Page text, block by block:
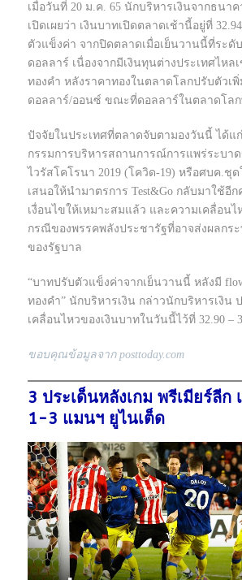
เมื่อวันที่ 20 ม.ค. 65 นักบริหารเงินจากธนา
เปิดเผยว่า เงินบาทเปิดตลาดเช้านี้อยู่ที่
ตัวแข็งค่า จากปิดตลาดเมื่อเย็นวานนี้ที่ระดั
ดอลลาร์ เนื่องจากมีเงินทุนต่างประเทศไหล
ทองคำ หลังราคาทองในตลาดโลกปรับตัวเ
ดอลลาร์/ออนซ์ ขณะที่ดอลลาร์ในตลาดโล
ปัจจัยในประเทศที่ตลาดจับตามองวันนี้ ได้แ
กรรมการบริหารสถานการณ์การแพร่ระบา
ไวรัสโคโรนา 2019 (โควิด-19) หรือศบค.ชุ
เสนอให้นำมาตรการ Test&Go กลับมาใช้อี
เงื่อนไขให้เหมาะสมแล้ว และความเคลื่อนไ
กรณีของพรรคพลังประชารัฐที่อาจส่งผลกร
ของรัฐบาล
“บาทปรับตัวแข็งค่าจากเย็นวานนี้ หลังมี
ทองคำ” นักบริหารเงิน กล่าวนักบริหารเงิน
เคลื่อนไหวของเงินบาทในวันนี้ไว้ที่ 32.90 –
ขอบคุณข้อมูลจาก posttoday.com
3 ประเด็นหลังเกม พรีเมียร์ลีก
1-3 แมนฯ ยูไนเต็ด